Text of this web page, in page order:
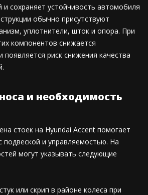
и сохраняет устойчивость автомобиля
обычно присутствуют
уплотнители, шток и опора. При
компонентов снижается
появляется риск снижения качества
и необходимость
стоек на Hyundai Accent помогает
и управляемостью. На
могут указывать следующие
или скрип в районе колеса при